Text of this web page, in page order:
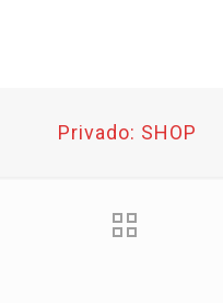
Privado: SHOP